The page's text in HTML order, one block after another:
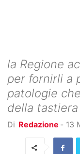
la Regione
per fornirli a
patologie
della
Di Redazione - 13